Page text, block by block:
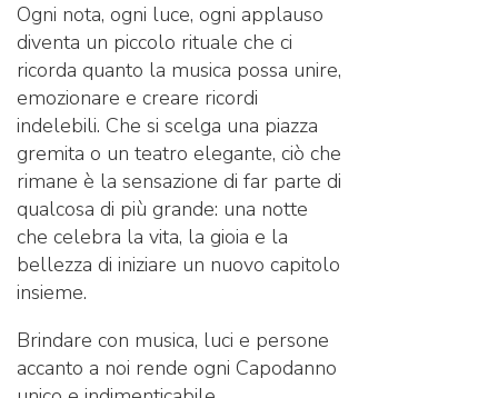
Ogni nota, ogni luce, ogni applauso
diventa un piccolo rituale che ci
ricorda quanto la musica possa unire,
emozionare e creare ricordi
indelebili. Che si scelga una piazza
gremita o un teatro elegante, ciò che
rimane è la sensazione di far parte di
qualcosa di più grande: una notte
che celebra la vita, la gioia e la
bellezza di iniziare un nuovo capitolo
insieme.
Brindare con musica, luci e persone
accanto a noi rende ogni Capodanno